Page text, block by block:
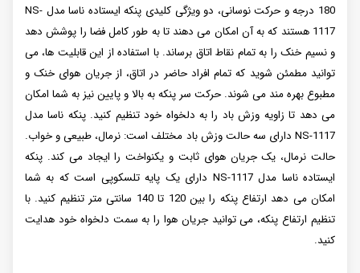
180 درجه و حرکت نوسانی، دو ویژگی کلیدی پنکه ایستاده ناسا مدل NS-
1117 هستند که به آن امکان می دهند تا به طور کامل فضا را پوشش دهد
و نسیم خنک را به تمام نقاط اتاق برساند. با استفاده از این قابلیت ها، می
توانید مطمئن شوید که تمام افراد حاضر در اتاق، از جریان هوای خنک و
مطبوع بهره مند می شوند. حرکت سر پنکه به بالا و پایین نیز به شما امکان
می دهد تا زاویه وزش باد را به دلخواه خود تنظیم کنید. پنکه ناسا مدل
NS-1117 دارای سه حالت وزش باد مختلف است: نرمال، طبیعی و خواب.
حالت نرمال، یک جریان هوای ثابت و یکنواخت را ایجاد می کند. پنکه
ایستاده ناسا مدل NS-1117 دارای یک پایه تلسکوپی است که به شما
امکان می دهد ارتفاع پنکه را بین 120 تا 140 سانتی متر تنظیم کنید. با
تنظیم ارتفاع پنکه، می توانید جریان هوا را به سمت دلخواه خود هدایت
کنید.